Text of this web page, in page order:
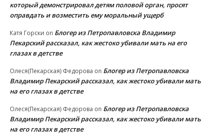
который демонстрировал детям половой орган, просят
оправдать и возместить ему моральный ущерб
Катя Горски on Блогер из Петропавловска Владимир
Пекарский рассказал, как жестоко убивали мать на его
глазах в детстве
Олеся(Пекарская) Федорова on Блогер из Петропавловска
Владимир Пекарский рассказал, как жестоко убивали мать
на его глазах в детстве
Олеся(Пекарская) Федорова on Блогер из Петропавловска
Владимир Пекарский рассказал, как жестоко убивали мать
на его глазах в детстве